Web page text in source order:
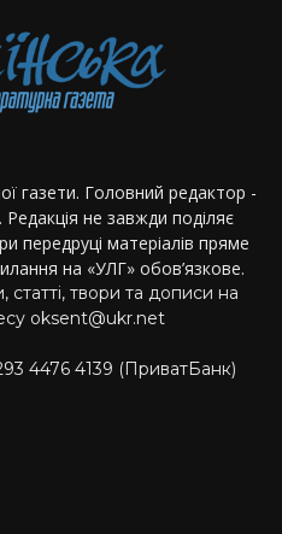
газети. Головний редактор -
не завжди поділяє
передруці матеріалів пряме
на «УЛГ» обов’язкове.
твори та дописи на
oksent@ukr.net
4476 4139 (ПриватБанк)